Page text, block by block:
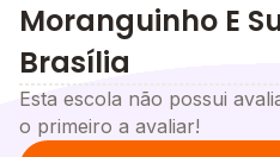
Moranguinho E
Brasília
Esta escola não possui
o primeiro a avaliar!